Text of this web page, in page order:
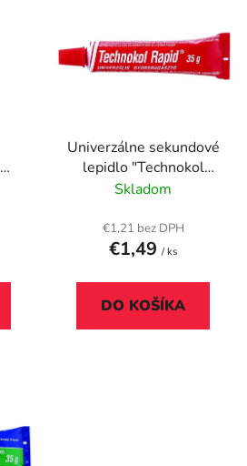
Univerzálne sekundové
lepidlo "Technokol
Rapid", 35g
Skladom
€1,21 bez DPH
€1,49 / ks
DO KOŠÍKA